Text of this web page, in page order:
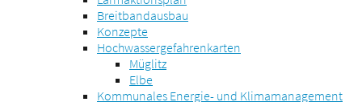
Breitbandausbau
Konzepte
Hochwassergefahrenkarten
Müglitz
Elbe
Kommunales Energie- und Klimamanagement